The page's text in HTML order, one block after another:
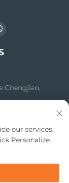
Chengjiao,
de
our services.
Personalize